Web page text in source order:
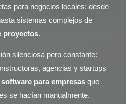
para negocios locales: desde
sistemas complejos de
proyectos.
silenciosa pero constante:
agencias y startups
software para empresas que
se hacían manualmente.